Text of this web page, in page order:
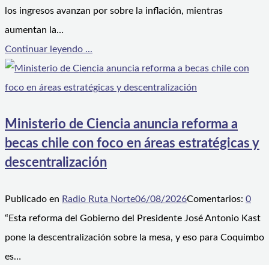
los ingresos avanzan por sobre la inflación, mientras
aumentan la…
Continuar leyendo ...
Ministerio de Ciencia anuncia reforma a
becas chile con foco en áreas estratégicas y
descentralización
Publicado en Radio Ruta Norte06/08/2026Comentarios: 0
“Esta reforma del Gobierno del Presidente José Antonio Kast
pone la descentralización sobre la mesa, y eso para Coquimbo
es…